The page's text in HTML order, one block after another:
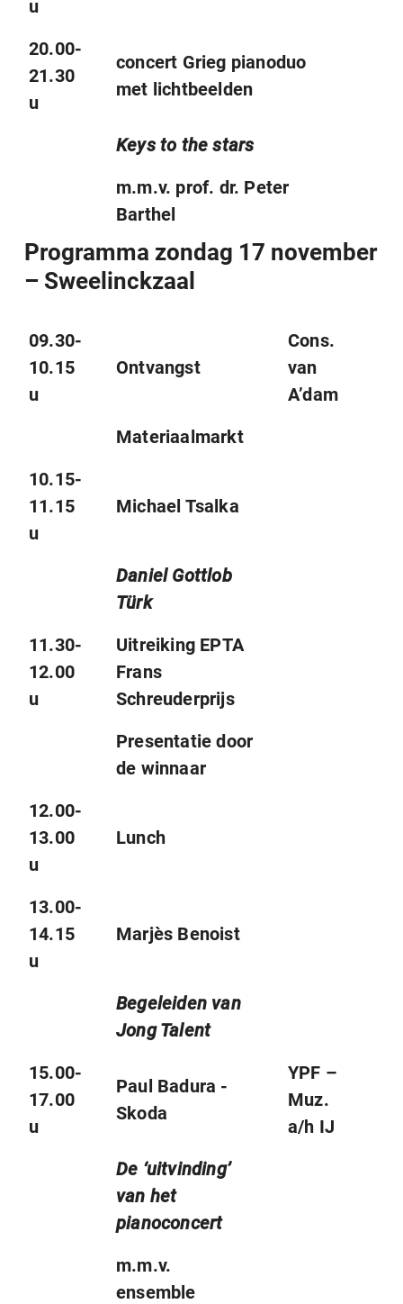
u
20.00-
21.30
u
concert Grieg pianoduo
met lichtbeelden
Keys to the stars
m.m.v. prof. dr. Peter
Barthel
Programma zondag 17 november
– Sweelinckzaal
09.30-
10.15
u
Ontvangst
Cons.
van
A’dam
Materiaalmarkt
10.15-
11.15
u
Michael Tsalka
Daniel Gottlob
Türk
11.30-
12.00
u
Uitreiking EPTA
Frans
Schreuderprijs
Presentatie door
de winnaar
12.00-
13.00
u
Lunch
13.00-
14.15
u
Marjès Benoist
Begeleiden van
Jong Talent
15.00-
17.00
u
Paul Badura -
Skoda
YPF –
Muz.
a/h IJ
De ‘uitvinding’
van het
pianoconcert
m.m.v.
ensemble